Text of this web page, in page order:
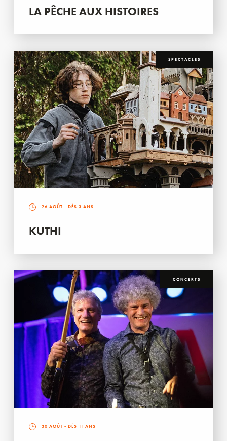
LA PÊCHE AUX HISTOIRES
SPECTACLES
26 AOÛT - DÈS 3 ANS
KUTHI
CONCERTS
30 AOÛT - DÈS 11 ANS